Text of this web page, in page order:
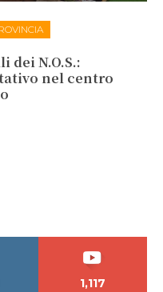
dei N.O.S.:
nel centro
1,117